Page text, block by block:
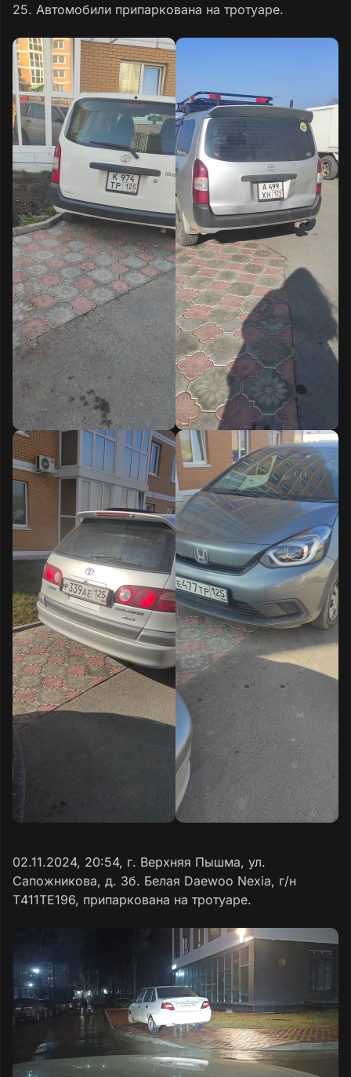
25. Автомобили припаркована на тротуаре.
02.11.2024, 20:54, г. Верхняя Пышма, ул.
Сапожникова, д. 3б. Белая Daewoo Nexia, г/н
Т411ТЕ196, припаркована на тротуаре.